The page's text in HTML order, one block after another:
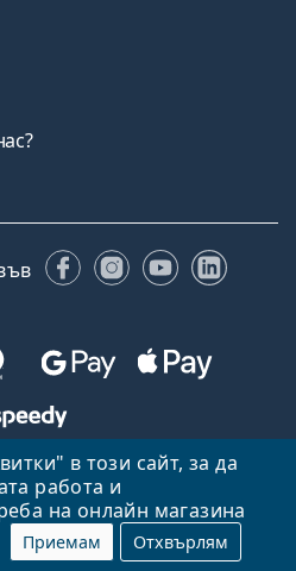
в този сайт, за да
работа и
на онлайн магазина
Приемам Отхвърлям
FacebookInstagram
YouTube
страница
Нагоре
се управлява от Lentiamo s.r.o.,
за вас в продължение на 18 години.